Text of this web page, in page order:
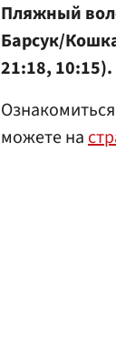
Пляжный
Барсук/
21:18, 10:15).
можете на